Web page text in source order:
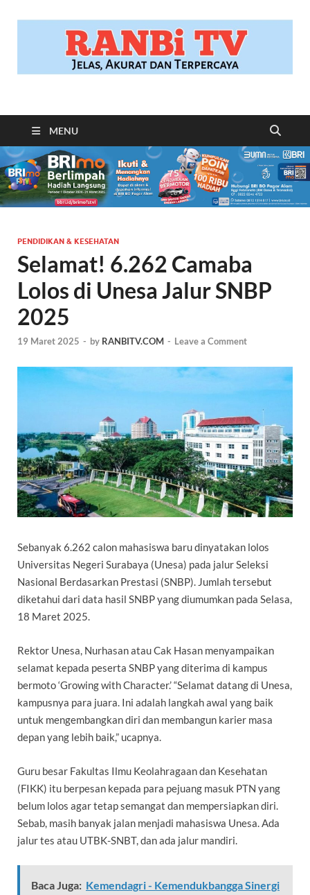
RANBITV.COM
MENU
PENDIDIKAN & KESEHATAN
Selamat! 6.262 Camaba
Lolos di Unesa Jalur SNBP
2025
19 Maret 2025 - by RANBITV.COM - Leave a Comment
Sebanyak 6.262 calon mahasiswa baru dinyatakan lolos
Universitas Negeri Surabaya (Unesa) pada jalur Seleksi
Nasional Berdasarkan Prestasi (SNBP). Jumlah tersebut
diketahui dari data hasil SNBP yang diumumkan pada Selasa,
18 Maret 2025.
Rektor Unesa, Nurhasan atau Cak Hasan menyampaikan
selamat kepada peserta SNBP yang diterima di kampus
bermoto ‘Growing with Character.’ “Selamat datang di Unesa,
kampusnya para juara. Ini adalah langkah awal yang baik
untuk mengembangkan diri dan membangun karier masa
depan yang lebih baik,” ucapnya.
Guru besar Fakultas Ilmu Keolahragaan dan Kesehatan
(FIKK) itu berpesan kepada para pejuang masuk PTN yang
belum lolos agar tetap semangat dan mempersiapkan diri.
Sebab, masih banyak jalan menjadi mahasiswa Unesa. Ada
jalur tes atau UTBK-SNBT, dan ada jalur mandiri.
Baca Juga: Kemendagri - Kemendukbangga Sinergi